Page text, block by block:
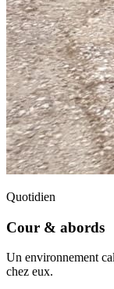
Quotidien
Cour & abords
Un environnement
chez eux.